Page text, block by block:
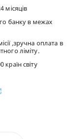
місяців
банку в межах
,зручна оплата в
ліміту.
світу